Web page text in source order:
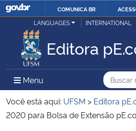
IR
O
COMUNICA BR
Ministério da Justiça e Segurança Pública
Ministério da Defesa
Ministério das Relações Exteriores
LANGUAGES INTERNATIONAL
Editora
Menu Menu Principal do Sítio
Busca
Busca:
Você está aqui: UFSM > Editora
2020 para Bolsa de Extensão